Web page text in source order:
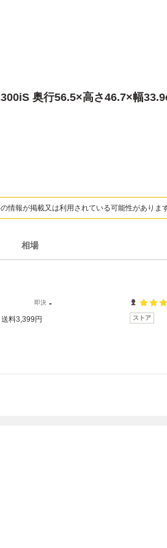
奥行56.5×高さ46.7×幅
情報が掲載又は利用されている可能性がありま
相場
即決 -
送料3,399 円 ストア